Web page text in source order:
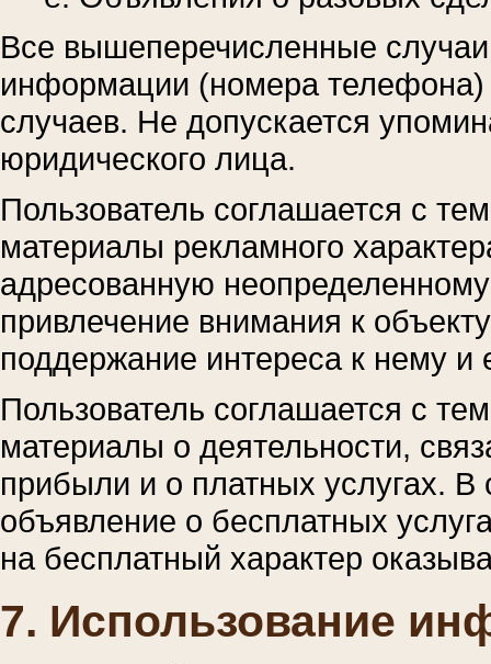
Все вышеперечисленные
информации (номера телефона)
случаев. Не допускается
юридического лица.
Пользователь соглашается с
материалы рекламного
адресованную
привлечение внимания к
поддержание интереса к нему и
Пользователь соглашается с
материалы о деятельности,
прибыли и о платных услугах. В
объявление о бесплатных
на бесплатный характер
7. Использование